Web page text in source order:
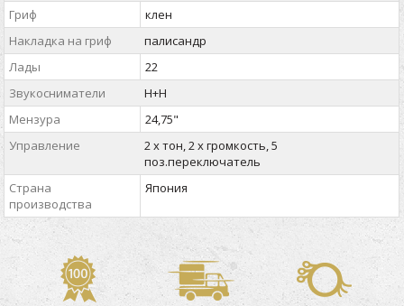
Гриф
клен
Накладка на гриф
палисандр
Лады
22
Звукосниматели
H+H
Мензура
24,75"
Управление
2 х тон, 2 х громкость, 5
поз.переключатель
Страна
производства
Япония